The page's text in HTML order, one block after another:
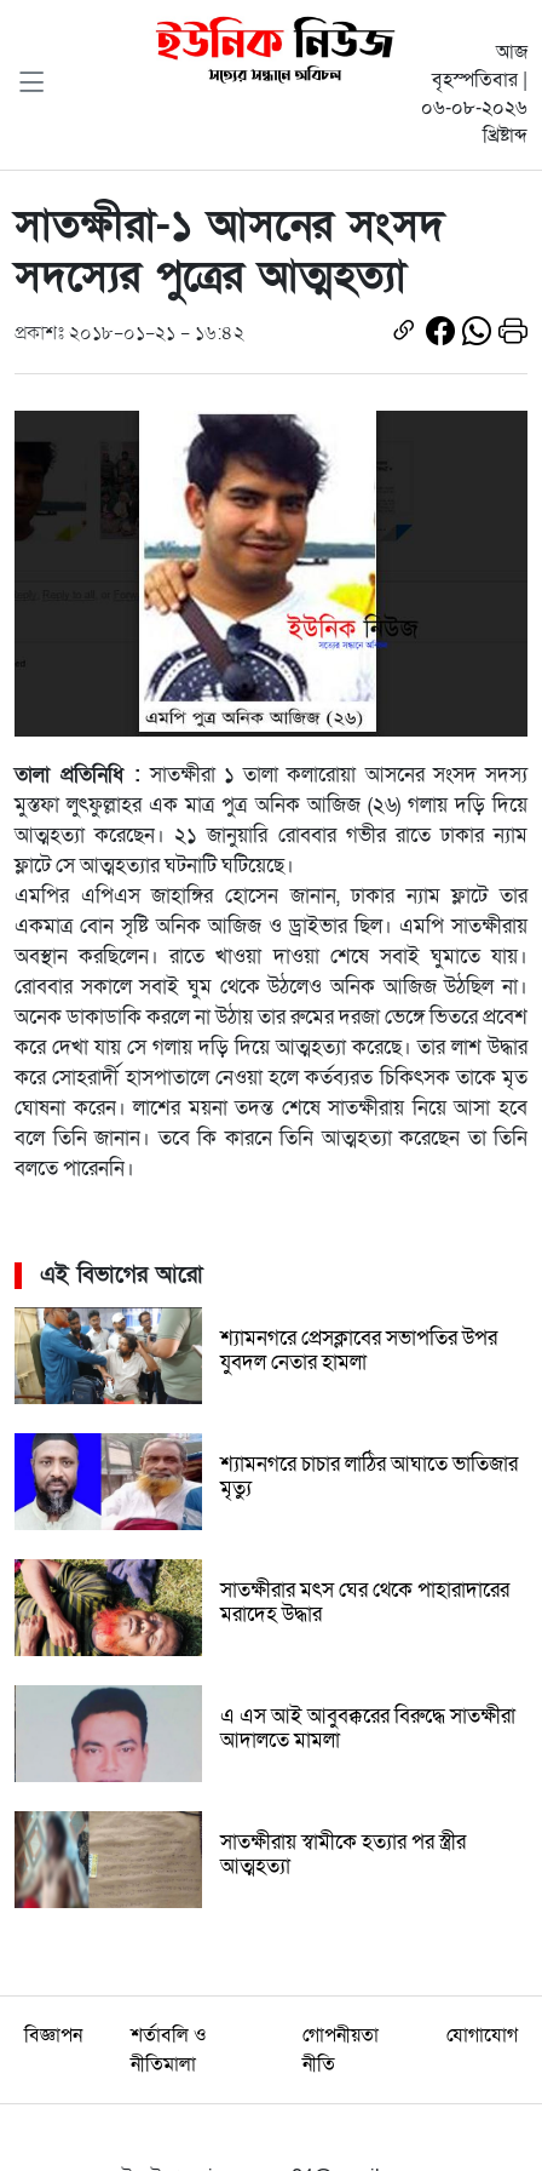
আজ
বৃহস্পতিবার |
০৬-০৮-২০২৬
খ্রিষ্টাব্দ
সাতক্ষীরা-১ আসনের সংসদ
সদস্যের পুত্রের আত্মহত্যা
প্রকাশঃ ২০১৮-০১-২১ - ১৬:৪২
তালা প্রতিনিধি : সাতক্ষীরা ১ তালা কলারোয়া আসনের সংসদ সদস্য
মুস্তফা লুৎফুল্লাহর এক মাত্র পুত্র অনিক আজিজ (২৬) গলায় দড়ি দিয়ে
আত্মহত্যা করেছেন। ২১ জানুয়ারি রোববার গভীর রাতে ঢাকার ন্যাম
ফ্লাটে সে আত্মহত্যার ঘটনাটি ঘটিয়েছে।
এমপির এপিএস জাহাঙ্গির হোসেন জানান, ঢাকার ন্যাম ফ্লাটে তার
একমাত্র বোন সৃষ্টি অনিক আজিজ ও ড্রাইভার ছিল। এমপি সাতক্ষীরায়
অবস্থান করছিলেন। রাতে খাওয়া দাওয়া শেষে সবাই ঘুমাতে যায়।
রোববার সকালে সবাই ঘুম থেকে উঠলেও অনিক আজিজ উঠছিল না।
অনেক ডাকাডাকি করলে না উঠায় তার রুমের দরজা ভেঙ্গে ভিতরে প্রবেশ
করে দেখা যায় সে গলায় দড়ি দিয়ে আত্মহত্যা করেছে। তার লাশ উদ্ধার
করে সোহরার্দী হাসপাতালে নেওয়া হলে কর্তব্যরত চিকিৎসক তাকে মৃত
ঘোষনা করেন। লাশের ময়না তদন্ত শেষে সাতক্ষীরায় নিয়ে আসা হবে
বলে তিনি জানান। তবে কি কারনে তিনি আত্মহত্যা করেছেন তা তিনি
বলতে পারেননি।
এই বিভাগের আরো
শ্যামনগরে প্রেসক্লাবের সভাপতির উপর
যুবদল নেতার হামলা
শ্যামনগরে চাচার লাঠির আঘাতে ভাতিজার
মৃত্যু
সাতক্ষীরার মৎস ঘের থেকে পাহারাদারের
মরাদেহ উদ্ধার
এ এস আই আবুবক্করের বিরুদ্ধে সাতক্ষীরা
আদালতে মামলা
সাতক্ষীরায় স্বামীকে হত্যার পর স্ত্রীর
আত্মহত্যা
বিজ্ঞাপন
শর্তাবলি ও
নীতিমালা
গোপনীয়তা
নীতি
যোগাযোগ